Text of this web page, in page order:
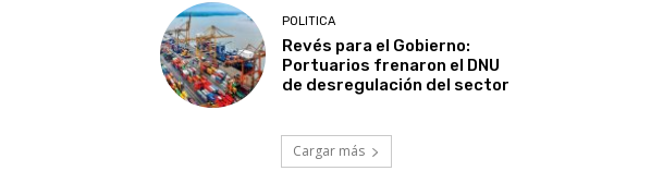
POLITICA
Revés para el Gobierno:
Portuarios frenaron el DNU
de desregulación del sector
Cargar más